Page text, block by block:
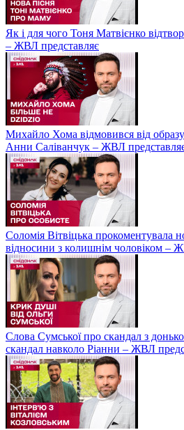
Як і для чого Тоня Матвієнко
– ЖВЛ представляє
Михайло Хома відмовився від
Анни Саліванчук – ЖВЛ
Соломія Вітвіцька прокоментувала
відносини з колишнім чоловіком –
Слова Сумської про скандал з
скандал навколо Ріанни – ЖВЛ